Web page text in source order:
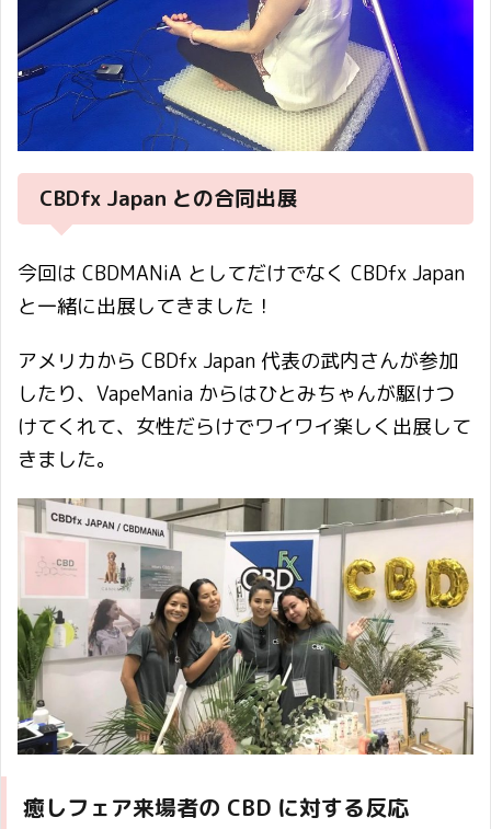
CBDfx Japan との合同出展
今回は CBDMANiA としてだけでなく CBDfx Japan
と一緒に出展してきました！
アメリカから CBDfx Japan 代表の武内さんが参加
したり、VapeMania からはひとみちゃんが駆けつ
けてくれて、女性だらけでワイワイ楽しく出展して
きました。
癒しフェア来場者の CBD に対する反応